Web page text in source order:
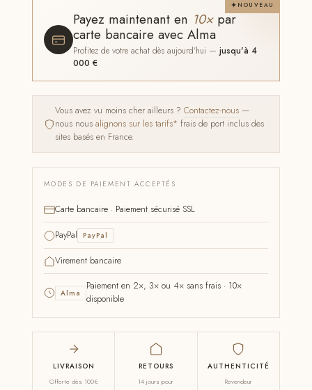
NOUVEAU
Payez maintenant en 10×par
carte bancaire avec Alma
Profitez de votre achat dès aujourd'hui —jusqu'à 4
000 €
Vous avez vu moins cher ailleurs ?Contactez-nous —
nous nousalignons sur les tarifs* frais de port inclus des
sites basés en France.
MODES DE PAIEMENT ACCEPTÉS
Carte bancaire · Paiement sécurisé SSL
PayPal PayPal
Virement bancaire
Alma
Paiement en 2×, 3× ou 4× sans frais · 10×
disponible
LIVRAISON
Offerte dès 100€
RETOURS
14 jours pour
AUTHENTICITÉ
Revendeur